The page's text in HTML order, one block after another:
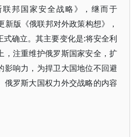
邦国家安全战略》，继而于
新版《俄联邦对外政策构想》，
式确立。其主要变化是:将安全利
，注重维护俄罗斯国家安全，扩
影响力，为捍卫大国地位不回避
俄罗斯大国权力外交战略的内容